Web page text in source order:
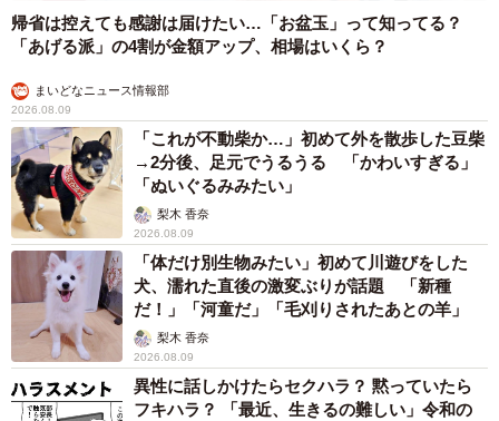
帰省は控えても感謝は届けたい…「お盆玉」って知ってる？
「あげる派」の4割が金額アップ、相場はいくら？
まいどなニュース情報部
2026.08.09
「これが不動柴か…」初めて外を散歩した豆柴
→2分後、足元でうるうる 「かわいすぎる」
「ぬいぐるみみたい」
梨木 香奈
2026.08.09
「体だけ別生物みたい」初めて川遊びをした
犬、濡れた直後の激変ぶりが話題 「新種
だ！」「河童だ」「毛刈りされたあとの羊」
梨木 香奈
2026.08.09
異性に話しかけたらセクハラ？ 黙っていたら
フキハラ？ 「最近、生きるの難しい」令和の